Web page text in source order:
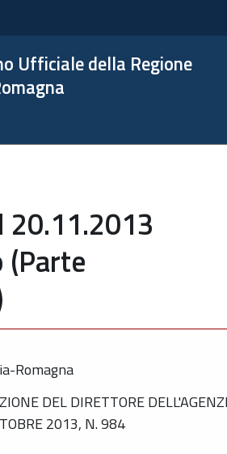
Ufficiale della Regione
20.11.2013
(Parte
Romagna
DEL DIRETTORE
2013, N. 984